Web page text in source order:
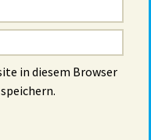
in diesem Browser